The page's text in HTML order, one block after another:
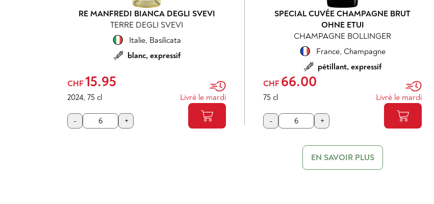
RE MANFREDI BIANCA DEGLI SVEVI
TERRE DEGLI SVEVI
Italie, Basilicata
blanc, expressif
CHF 15.95
2024, 75 cl Livré le mardi
- +
SPECIAL CUVÉE CHAMPAGNE BRUT
OHNE ETUI
CHAMPAGNE BOLLINGER
France, Champagne
pétillant, expressif
CHF 66.00
75 cl Livré le mardi
- +
EN SAVOIR PLUS